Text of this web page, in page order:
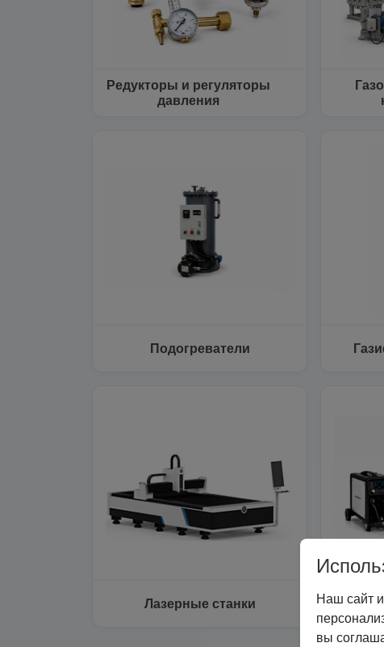
Редукторы и регуляторы
давления
Подогреватели
Лазерные станки
Наш сайт
вы